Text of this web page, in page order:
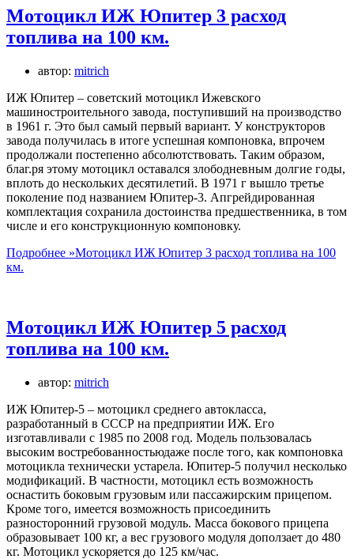
Мотоцикл ИЖ Юпитер 3 расход
топлива на 100 км.
автор: mitrich
ИЖ Юпитер – советский мотоцикл Ижевского
машиностроительного завода, поступивший на производство
в 1961 г. Это был самый первый вариант. У конструкторов
завода получилась в итоге успешная компоновка, впрочем
продолжали постепенно абсолютствовать. Таким образом,
благ.ря этому мотоцикл оставался злободневным долгие годы,
вплоть до нескольких десятилетий. В 1971 г вышло третье
поколение под названием Юпитер-3. Апгрейдированная
комплектация сохранила достоинства предшественника, в том
числе и его конструкционную компоновку.
Подробнее »Мотоцикл ИЖ Юпитер 3 расход топлива на 100
км.
Мотоцикл ИЖ Юпитер 5 расход
топлива на 100 км.
автор: mitrich
ИЖ Юпитер-5 – мотоцикл среднего автокласса,
разработанный в СССР на предприятии ИЖ. Его
изготавливали с 1985 по 2008 год. Модель пользовалась
высоким востребованностьюдаже после того, как компоновка
мотоцикла технически устарела. Юпитер-5 получил несколько
модификаций. В частности, мотоцикл есть возможность
оснастить боковым грузовым или пассажирским прицепом.
Кроме того, имеется возможность присоединить
разносторонний грузовой модуль. Масса бокового прицепа
образовывает 100 кг, а вес грузового модуля доползает до 480
кг. Мотоцикл ускоряется до 125 км/час.